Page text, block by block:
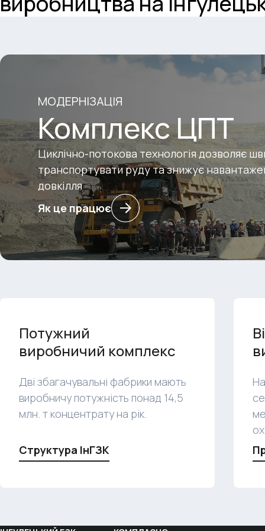
МОДЕРНІЗАЦІЯ
Комплекс ЦПТ
Циклічно-потокова технологія дозволяє
транспортувати руду та знижує
довкілля
Як це працює
Потужний
виробничий комплекс
Дві збагачувальні фабрики мають
виробничу потужність понад 14,5
млн. т концентрату на рік.
Структура ІнГЗК